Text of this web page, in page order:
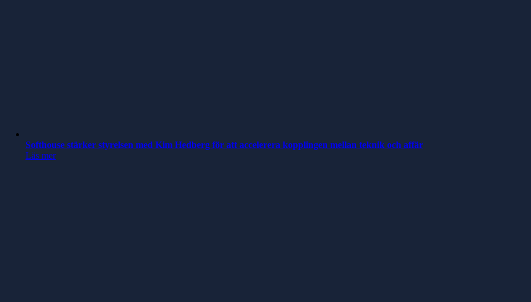
Softhouse stärker styrelsen med Kim Hedberg för att accelerera kopplingen mellan teknik och affär
Läs mer